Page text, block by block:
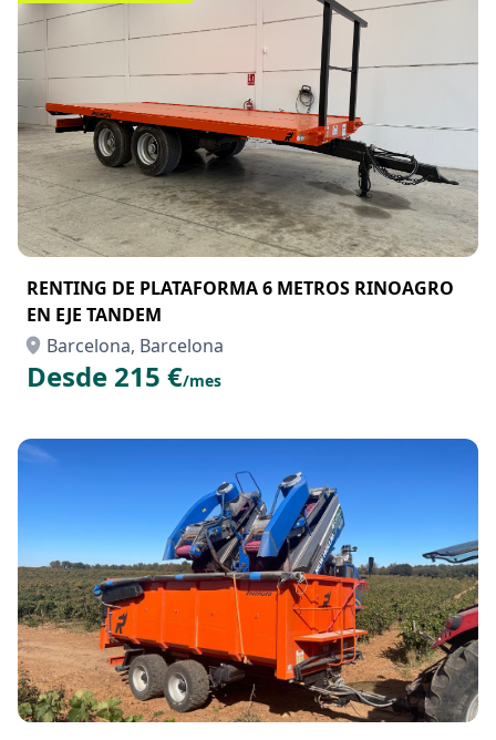
RENTING DE PLATAFORMA 6 METROS RINOAGRO
EN EJE TANDEM
Barcelona, Barcelona
Desde 215 €/mes